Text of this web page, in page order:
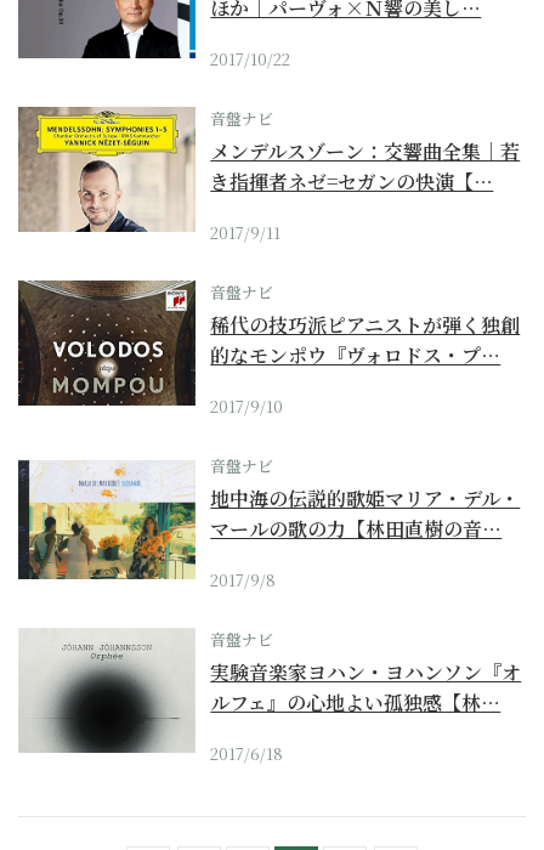
ほか｜パーヴォ×Ｎ響の美し…
2017/10/22
音盤ナビ
メンデルスゾーン：交響曲全集｜若
き指揮者ネゼ=セガンの快演【…
2017/9/11
音盤ナビ
稀代の技巧派ピアニストが弾く独創
的なモンポウ『ヴォロドス・プ…
2017/9/10
音盤ナビ
地中海の伝説的歌姫マリア・デル・
マールの歌の力【林田直樹の音…
2017/9/8
音盤ナビ
実験音楽家ヨハン・ヨハンソン『オ
ルフェ』の心地よい孤独感【林…
2017/6/18